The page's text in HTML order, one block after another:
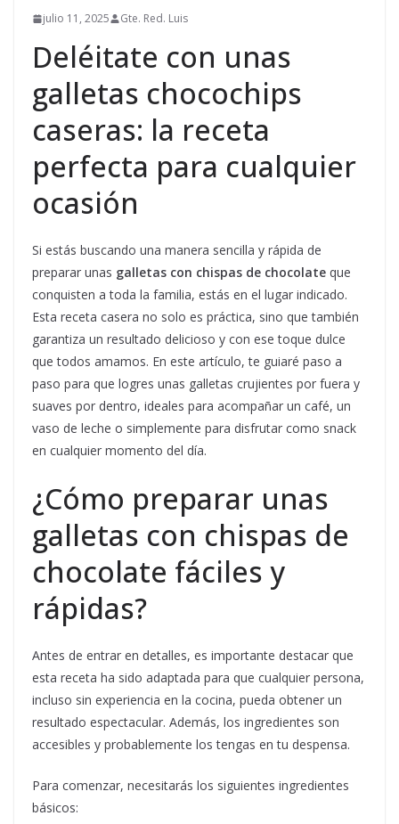
julio 11, 2025 Gte. Red. Luis
Deléitate con unas
galletas chocochips
caseras: la receta
perfecta para cualquier
ocasión
Si estás buscando una manera sencilla y rápida de
preparar unas galletas con chispas de chocolate que
conquisten a toda la familia, estás en el lugar indicado.
Esta receta casera no solo es práctica, sino que también
garantiza un resultado delicioso y con ese toque dulce
que todos amamos. En este artículo, te guiaré paso a
paso para que logres unas galletas crujientes por fuera y
suaves por dentro, ideales para acompañar un café, un
vaso de leche o simplemente para disfrutar como snack
en cualquier momento del día.
¿Cómo preparar unas
galletas con chispas de
chocolate fáciles y
rápidas?
Antes de entrar en detalles, es importante destacar que
esta receta ha sido adaptada para que cualquier persona,
incluso sin experiencia en la cocina, pueda obtener un
resultado espectacular. Además, los ingredientes son
accesibles y probablemente los tengas en tu despensa.
Para comenzar, necesitarás los siguientes ingredientes
básicos: